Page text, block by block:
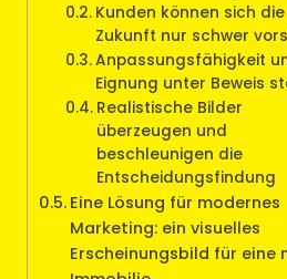
Kunden können sich die
Zukunft nur schwer
Anpassungsfähigkeit
Eignung unter Beweis
Realistische Bilder
überzeugen und
beschleunigen die
Entscheidungsfindung
Eine Lösung für modernes
Marketing: ein visuelles
Erscheinungsbild für eine